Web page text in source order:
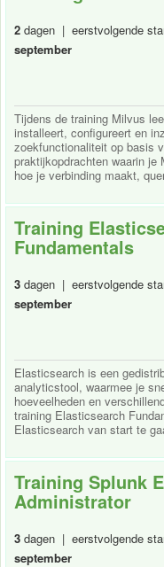
2 dagen | eerstvolgende
september
Tijdens de training Milvus
installeert, configureert en
zoekfunctionaliteit op basis
praktijkopdrachten waarin
hoe je verbinding maakt,
Training
Fundamentals
3 dagen | eerstvolgende
september
Elasticsearch is een
analyticstool, waarmee je
hoeveelheden en
training Elasticsearch
Elasticsearch van start te
Training Splunk
Administrator
3 dagen | eerstvolgende
september